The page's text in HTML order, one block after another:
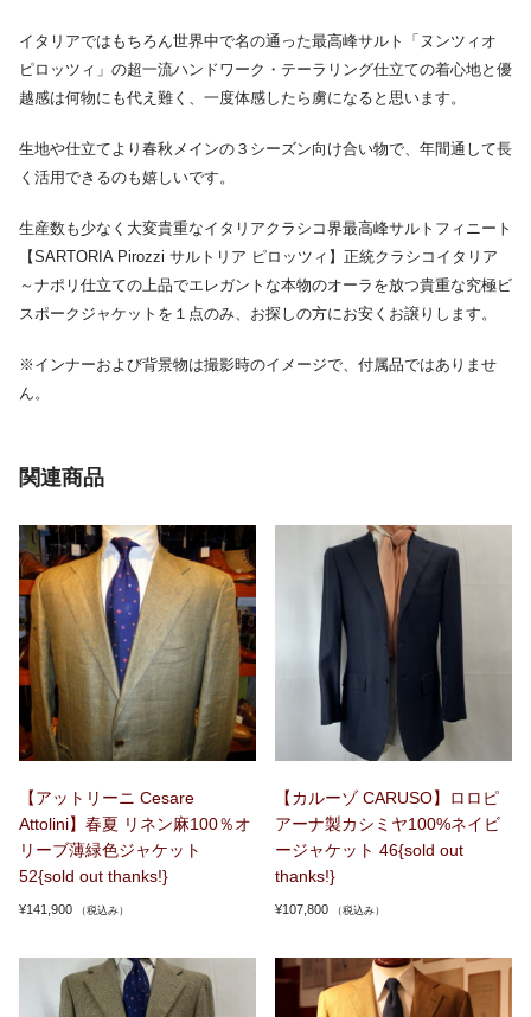
イタリアではもちろん世界中で名の通った最高峰サルト「ヌンツィオ
ピロッツィ」の超一流ハンドワーク・テーラリング仕立ての着心地と優
越感は何物にも代え難く、一度体感したら虜になると思います。
生地や仕立てより春秋メインの３シーズン向け合い物で、年間通して長
く活用できるのも嬉しいです。
生産数も少なく大変貴重なイタリアクラシコ界最高峰サルトフィニート
【SARTORIA Pirozzi サルトリア ピロッツィ】正統クラシコイタリア
～ナポリ仕立ての上品でエレガントな本物のオーラを放つ貴重な究極ビ
スポークジャケットを１点のみ、お探しの方にお安くお譲りします。
※インナーおよび背景物は撮影時のイメージで、付属品ではありませ
ん。
関連商品
【アットリーニ Cesare
Attolini】春夏 リネン麻100％オ
リーブ薄緑色ジャケット
52{sold out thanks!}
¥141,900 （税込み）
【カルーゾ CARUSO】ロロピ
アーナ製カシミヤ100%ネイビ
ージャケット 46{sold out
thanks!}
¥107,800 （税込み）